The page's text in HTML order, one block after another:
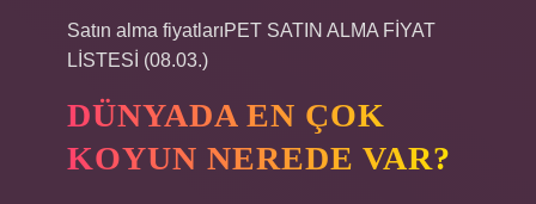
Satın alma fiyatlarıPET SATIN ALMA FİYAT
LİSTESİ (08.03.)
DÜNYADA EN ÇOK
KOYUN NEREDE VAR?